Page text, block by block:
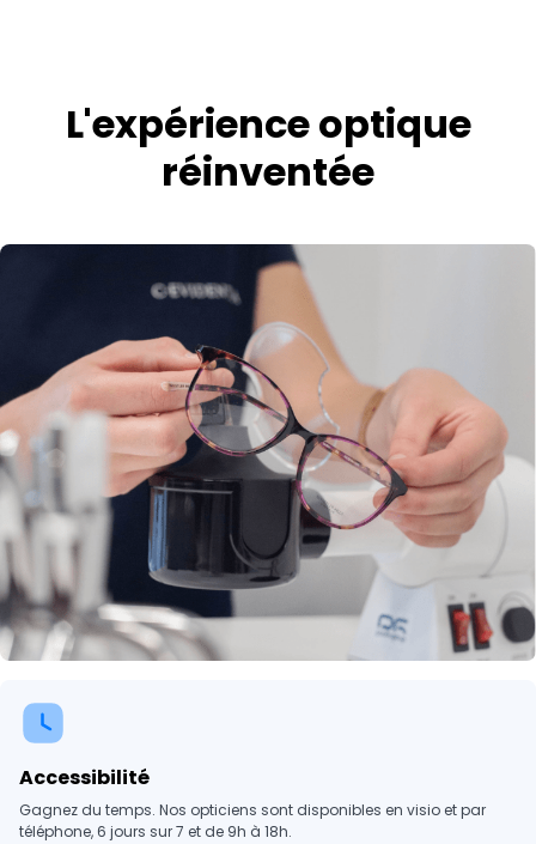
L'expérience optique
réinventée
Accessibilité
Gagnez du temps. Nos opticiens sont disponibles en visio et par
téléphone, 6 jours sur 7 et de 9h à 18h.